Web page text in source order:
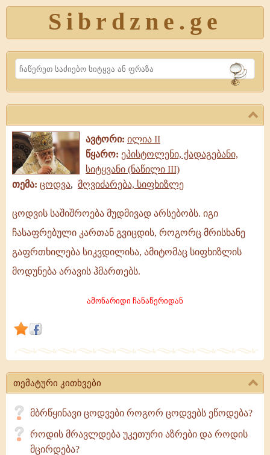
Sibrdzne.ge
Search
ავტორი: ილია II
წყარო: ეპისტოლენი, ქადაგებანი,
სიტყვანი (ნაწილი III)
თემა: ცოდვა, მღვიძარება, სიფხიზლე
ცოდვის
საშიშროება
მუდმივად
არსებობს.
ჩასაფრებული
გვიცდის,
მრისხანე
გაფრთხილება
ცოდვის საშიშროება მუდმივად არსებობს. იგი
ჩასაფრებული კართან გვიცდის, როგორც მრისხანე
გაფრთხილება სიკვდილისა, ამიტომაც სიფხიზლის
მოდუნება არავის ჰმართებს.
ამონარიდი ჩანაწერიდან
თემატური კითხვები
მბრწყინავი ცოდვები როგორ ცოდვებს ეწოდება?
როდის მრავლდება უკეთური აზრები და როდის
მცირდება?